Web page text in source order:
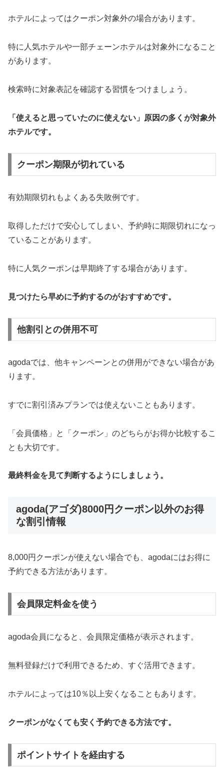
ホテルによってはクーポン対象外の場合があります。
特に人気ホテルや一部チェーンホテルは対象外になること
があります。
検索時に対象表記を確認する習慣をつけましょう。
「使えると思っていたのに使えない」原因の多くが対象外
ホテルです。
クーポン期限が切れている
有効期限切れもよくある失敗例です。
取得しただけで安心してしまい、予約時に期限切れになっ
ていることがあります。
特に人気クーポンは早期終了する場合があります。
見つけたら早めに予約するのがおすすめです。
他割引との併用不可
agodaでは、他キャンペーンとの併用ができない場合があ
ります。
すでに割引済みプランでは使えないこともあります。
「会員価格」と「クーポン」のどちらがお得か比較するこ
とも大切です。
最終料金を見て判断するようにしましょう。
agoda(アゴダ)8000円クーポン以外のお得
な割引情報
8,000円クーポンが使えない場合でも、agodaにはお得に
予約できる方法があります。
会員限定料金を使う
agoda会員になると、会員限定価格が表示されます。
無料登録だけで利用できるため、すぐ活用できます。
ホテルによっては10％以上安くなることもあります。
クーポンがなくても安く予約できる方法です。
ポイントサイトを経由する